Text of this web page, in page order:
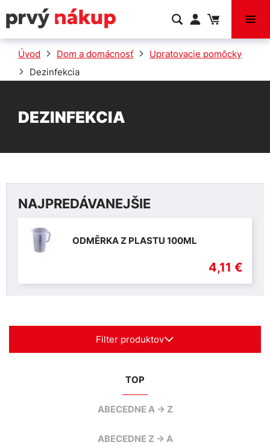
VÝPREDAJ
Úvod Dom a domácnosť
Upratovacie pomôcky
Dezinfekcia
DEZINFEKCIA
NAJPREDÁVANEJŠIE
ODMĚRKA Z PLASTU 100ML
4,11 €
Filter produktov
TOP
ABECEDNE A -> Z
ABECEDNE Z -> A